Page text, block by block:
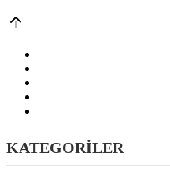
KATEGORİLER